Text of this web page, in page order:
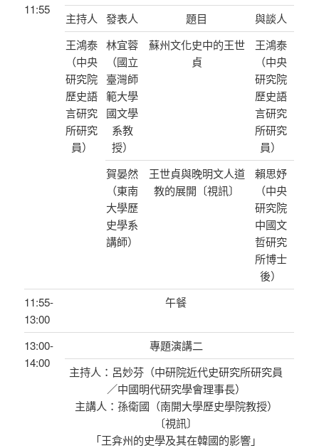
11:55
主持人
發表人 題目
與談人
王鴻泰
（中央
研究院
歷史語
言研究
所研究
員）
林宜蓉
（國立
臺灣師
範大學
國文學
系教
授）
蘇州文化史中的王世
貞
王鴻泰
（中央
研究院
歷史語
言研究
所研究
員）
賀晏然
（東南
大學歷
史學系
講師）
王世貞與晚明文人道
教的展開〔視訊〕
賴思妤
（中央
研究院
中國文
哲研究
所博士
後）
11:55-
13:00
午餐
13:00-
14:00
專題演講二
主持人：呂妙芬（中研院近代史研究所研究員
／中國明代研究學會理事長）
主講人：孫衛國（南開大學歷史學院教授）
〔視訊〕
「王弇州的史學及其在韓國的影響」